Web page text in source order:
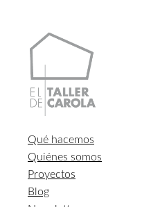
Qué hacemos
Quiénes somos
Proyectos
Blog